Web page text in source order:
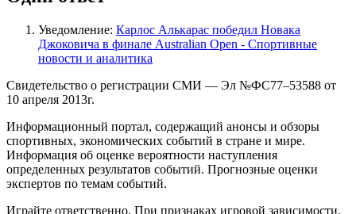
Уведомление: Карлос Алькарас победил Новака
Джоковича в финале Australian Open - Спортивные
новости и аналитика
Свидетельство о регистрации СМИ — Эл №ФС77–53588 от
10 апреля 2013г.
Информационный портал, содержащий анонсы и обзоры
спортивных, экономических событий в стране и мире.
Информация об оценке вероятности наступления
определенных результатов событий. Прогнозные оценки
экспертов по темам событий.
Играйте ответственно. При признаках игровой зависимости,